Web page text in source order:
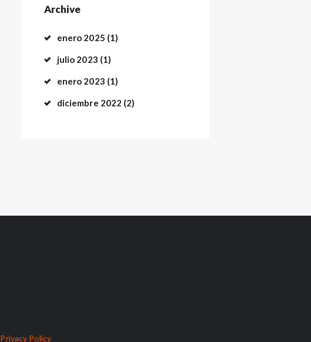
Archive
enero 2025 (1)
julio 2023 (1)
enero 2023 (1)
diciembre 2022 (2)
Privacy Policy